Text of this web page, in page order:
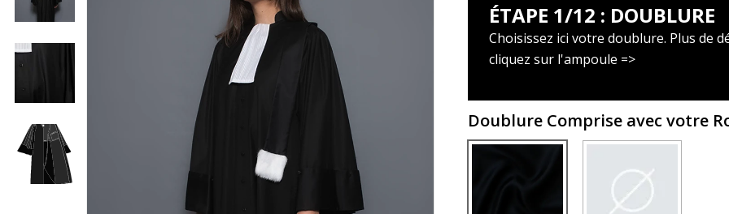
ÉTAPE 1/12 : DOUBLURE
Choisissez ici votre doublure. Plus de
cliquez sur l'ampoule =>
Doublure Comprise avec votre